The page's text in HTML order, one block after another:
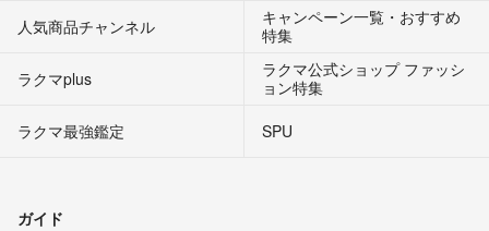
人気商品チャンネル
キャンペーン一覧・おすすめ
特集
ラクマplus
ラクマ公式ショップ ファッシ
ョン特集
ラクマ最強鑑定
SPU
ガイド